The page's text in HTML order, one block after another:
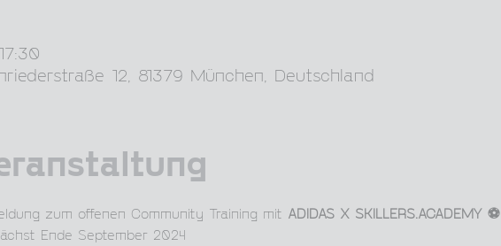
12, 81379 München, Deutschland
zum offenen Community Training mit ADIDAS X SKILLERS.ACADEMY ⚽️
Ende September 2024